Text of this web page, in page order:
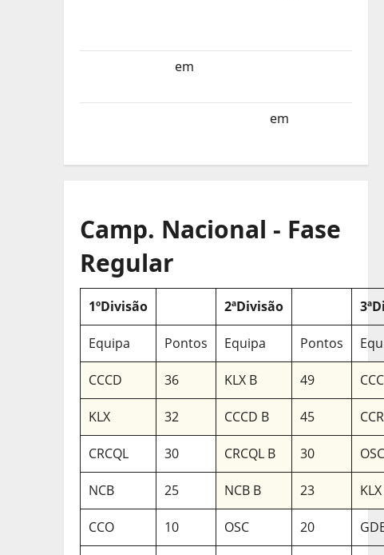
em
em
Camp. Nacional - Fase
Regular
1ºDivisão 2ªDivisão
Equipa Pontos Equipa Pontos
CCCD 36 KLX B 49
KLX 32 CCCD B 45
CRCQL 30 CRCQL B 30
NCB 25 NCB B 23
CCO 10 OSC 20